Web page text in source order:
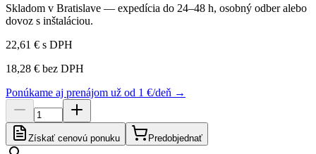
Skladom v Bratislave — expedícia do 24–48 h, osobný odber alebo
dovoz s inštaláciou.
22,61 € s DPH
18,28 € bez DPH
Ponúkame aj prenájom už od 1 €/deň →
Získať cenovú ponuku Predobjednať